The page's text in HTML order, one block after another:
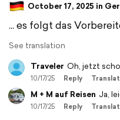
October 17, 2025 in
... es folgt das
See translation
Traveler Oh, jetzt
10/17/25 Reply
M + M auf Reisen Ja,
10/17/25 Reply